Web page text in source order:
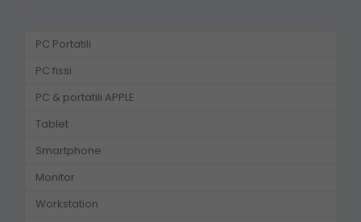
PC Portatili
PC fissi
PC & portatili APPLE
Tablet
Smartphone
Monitor
Workstation